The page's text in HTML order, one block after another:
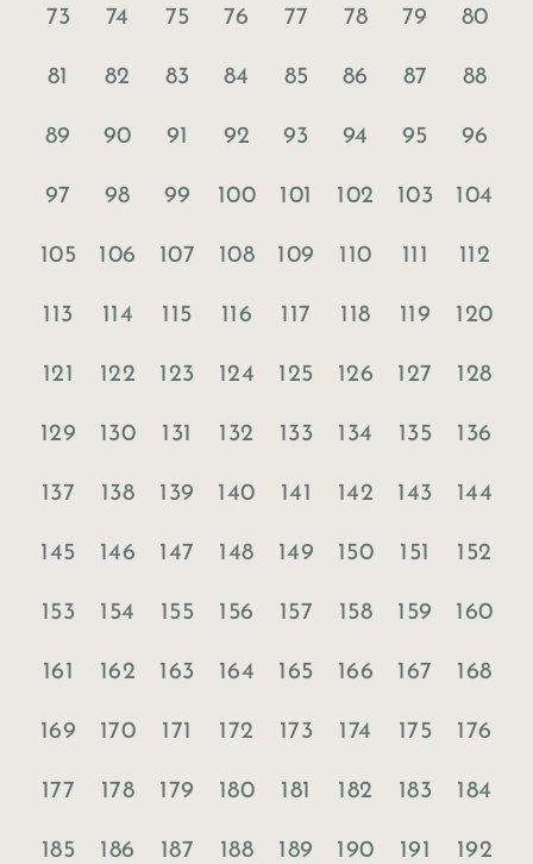
73 74 75 76 77 78 79 80
81 82 83 84 85 86 87 88
89 90 91 92 93 94 95 96
97 98 99 100 101 102 103 104
105 106 107 108 109 110 111 112
113 114 115 116 117 118 119 120
121 122 123 124 125 126 127 128
129 130 131 132 133 134 135 136
137 138 139 140 141 142 143 144
145 146 147 148 149 150 151 152
153 154 155 156 157 158 159 160
161 162 163 164 165 166 167 168
169 170 171 172 173 174 175 176
177 178 179 180 181 182 183 184
185 186 187 188 189 190 191 192